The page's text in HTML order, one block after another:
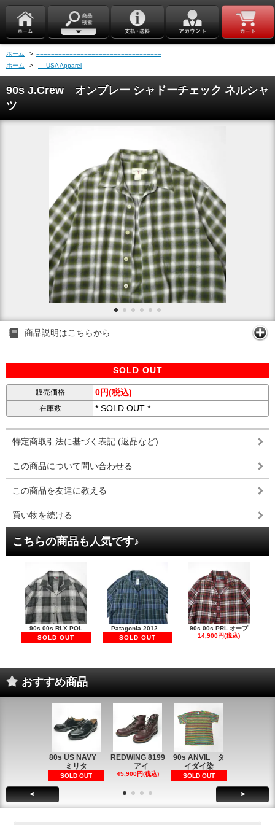
ホーム > ==================================
ホーム
> USA Apparel
90s J.Crew オンブレー シャドーチェック ネルシャ
ツ
商品説明はこちらから
SOLD OUT
販売価格 0円(税込)
在庫数 * SOLD OUT *
特定商取引法に基づく表記 (返品など)
この商品について問い合わせる
この商品を友達に教える
買い物を続ける
こちらの商品も人気です♪
90s 00s RLX POL
SOLD OUT
Patagonia 2012
SOLD OUT
90s 00s PRL オープ
14,900円(税込)
おすすめ商品
80s US NAVY
ミリタ
SOLD OUT
REDWING 8199
アイ
45,900円(税込)
90s ANVIL タ
イダイ染
SOLD OUT
< >